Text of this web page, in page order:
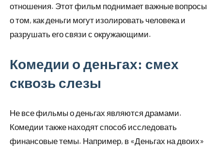
отношения. Этот фильм поднимает важные вопросы
о том, как деньги могут изолировать человека и
разрушать его связи с окружающими.
Комедии о деньгах: смех
сквозь слезы
Не все фильмы о деньгах являются драмами.
Комедии также находят способ исследовать
финансовые темы. Например, в «Деньгах на двоих»